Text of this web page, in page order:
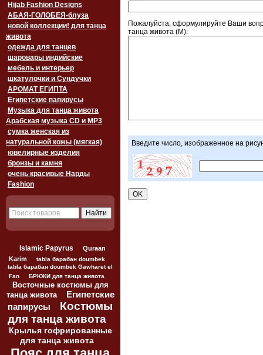
Hijab Fashion Designs
АБАЯ-ГОЛОБЕЯ-блуза
новой коллекции! для танца
живота
одежда для танцев
шаровары индийские
мебель и интерьер
шкатулочки и Сундучки
АРОМАТ ЕГИПТА
Египетские папирусы
Музыка для танца живота
Арабская музыка CD и MP3
сумка женская из
натуральной кожы (мягкая)
ювелирные изделия
бронзы и камня
очень красивые Нарды
Fashion
Islamic Papyrus
Quraan
Karim
tabla барабан doumbek
tabla барабан doumbek Gawharet el
Fan
БРЮКИ для танца живота
Восточные костюмы для
танца живота
Египетские
папирусы
Костюмы
для танца живота
Крылья гофрированные
для танца живота
Пожалуйста, сформулируйте Ваши
танца живота (M):
Введите число, изображенное на